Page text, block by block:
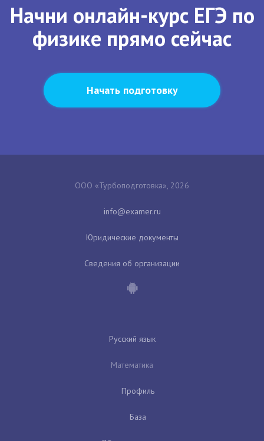
Начни онлайн-курс ЕГЭ по
физике прямо сейчас
Начать подготовку
ООО «Турбоподготовка», 2026
Юридические документы
Сведения об организации
Русский язык
Математика
Профиль
База